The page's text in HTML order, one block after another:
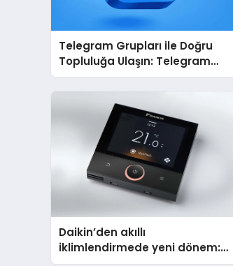
Telegram Grupları ile Doğru
Topluluğa Ulaşın: Telegram
Grup Arayanların İşini
Daikin’den akıllı
iklimlendirmede yeni dönem: